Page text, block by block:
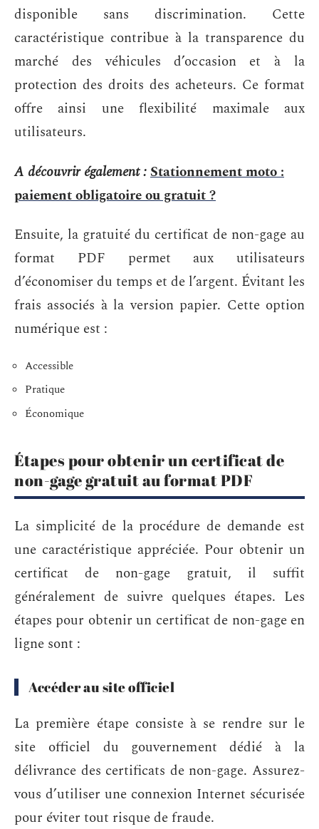
disponible sans discrimination. Cette
caractéristique contribue à la transparence du
marché des véhicules d’occasion et à la
protection des droits des acheteurs. Ce format
offre ainsi une flexibilité maximale aux
utilisateurs.
A découvrir également :Stationnement moto :
paiement obligatoire ou gratuit ?
Ensuite, la gratuité du certificat de non-gage au
format PDF permet aux utilisateurs
d’économiser du temps et de l’argent. Évitant les
frais associés à la version papier. Cette option
numérique est :
Accessible
Pratique
Économique
Étapes pour obtenir un certificat de
non-gage gratuit au format PDF
La simplicité de la procédure de demande est
une caractéristique appréciée. Pour obtenir un
certificat de non-gage gratuit, il suffit
généralement de suivre quelques étapes. Les
étapes pour obtenir un certificat de non-gage en
ligne sont :
Accéder au site officiel
La première étape consiste à se rendre sur le
site officiel du gouvernement dédié à la
délivrance des certificats de non-gage. Assurez-
vous d’utiliser une connexion Internet sécurisée
pour éviter tout risque de fraude.